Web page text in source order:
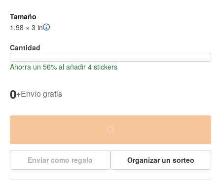
Tamaño
1.98 × 3 in
Cantidad
Ahorra un 56% al añadir 4 stickers
0+Envío gratis
Enviar como regalo Organizar un sorteo